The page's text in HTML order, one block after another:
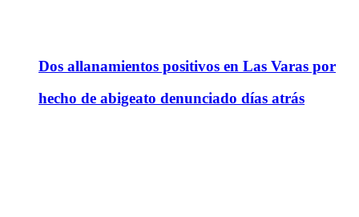
Dos allanamientos positivos en Las Varas por
hecho de abigeato denunciado días atrás